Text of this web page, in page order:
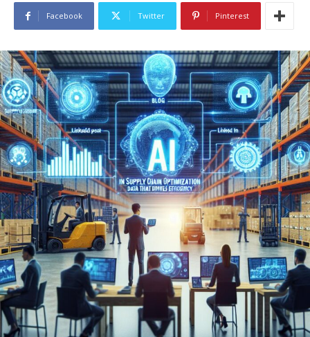
Facebook Twitter Pinterest